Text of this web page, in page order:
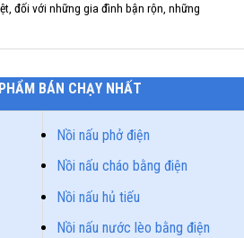
đối với những gia đình bận rộn, những
BÁN CHẠY NHẤT
Nồi nấu phở điện
Nồi nấu cháo bằng điện
Nồi nấu hủ tiếu
Nồi nấu nước lèo bằng điện